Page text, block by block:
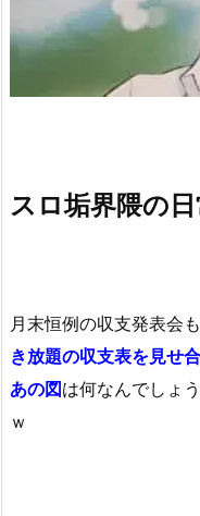
スロ垢界隈の日
月末恒例の収支発表会
き放題の収支表を見せ
あの図は何なんでしょ
ｗ